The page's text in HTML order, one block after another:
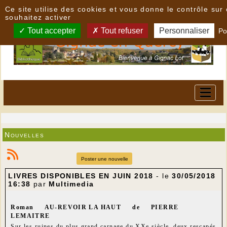
Nouvelles
Poster une nouvelle
LIVRES DISPONIBLES EN JUIN 2018 - le30/05/2018
16:38 par Multimedia
Roman AU-REVOIR LA HAUT de PIERRE
LEMAITRE
Ce site utilise des cookies et vous donne le contrôle sur
souhaitez activer
Tout accepter Tout refuser Personnaliser